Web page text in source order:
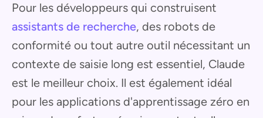
Pour les développeurs qui construisent
assistants de recherche, des robots de
conformité ou tout autre outil nécessitant un
contexte de saisie long est essentiel, Claude
est le meilleur choix. Il est également idéal
pour les applications d'apprentissage zéro en